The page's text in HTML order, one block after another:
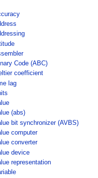
Code (ABC)
coefficient
lag
(abs)
bit synchronizer (AVBS)
computer
converter
device
representation